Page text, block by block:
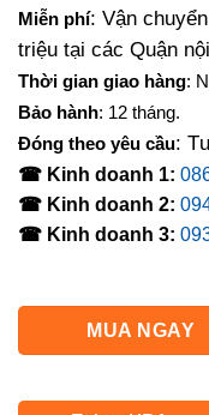
Miễn phí: Vận
triệu tại các Quận
Thời gian giao hàng:
Bảo hành: 12 tháng.
Đóng theo yêu cầu:
☎ Kinh doanh 1:
☎ Kinh doanh 2:
☎ Kinh doanh 3:
MUA NGAY